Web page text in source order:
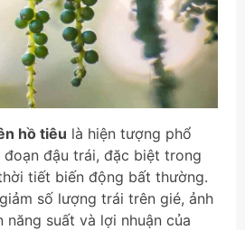
hồ tiêu là hiện tượng phổ
đoạn đậu trái, đặc biệt trong
tiết biến động bất thường.
số lượng trái trên gié, ảnh
suất và lợi nhuận của